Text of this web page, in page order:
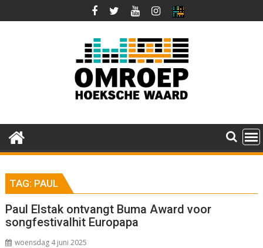
naar
TAG: PAUL
Paul Elstak ontvangt Buma Award voor
songfestivalhit Europapa
woensdag 4 juni 2025